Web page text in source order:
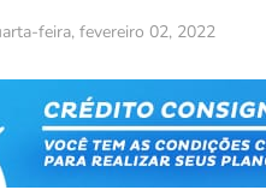
feira, fevereiro 02, 2022